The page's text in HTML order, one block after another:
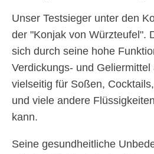
Unser Testsieger unter den
der "Konjak von Würzteufel".
sich durch seine hohe
Verdickungs- und
vielseitig für Soßen,
und viele andere
kann.
Seine gesundheitliche